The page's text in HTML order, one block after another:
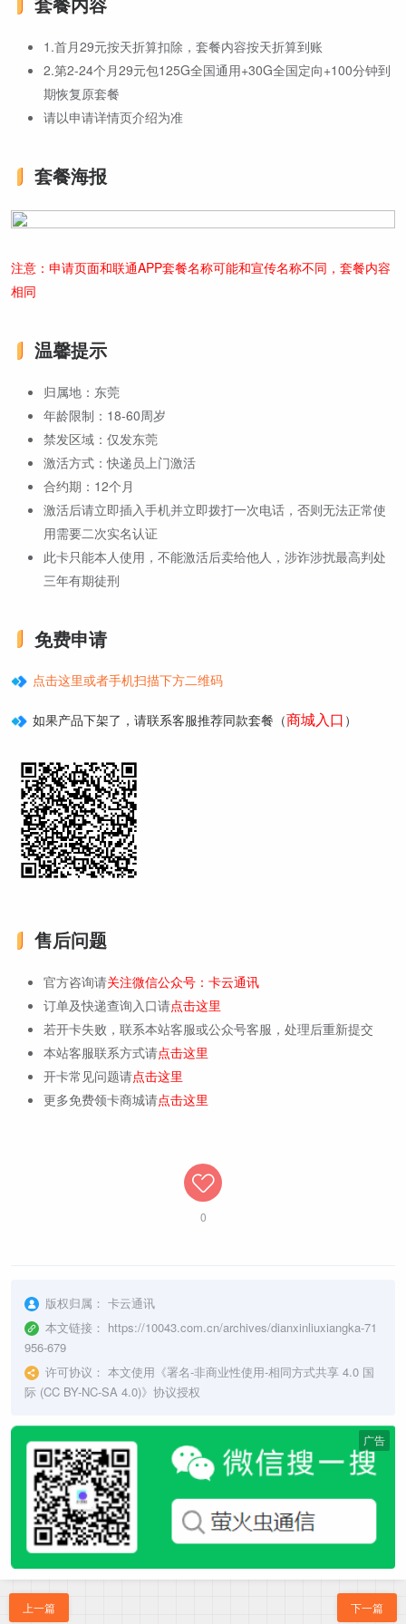
1.首月29元按天折算扣除，套餐内容按天折算到账
2.第2-24个月29元包125G全国通用+30G全国定向+100分钟到
期恢复原套餐
请以申请详情页介绍为准
套餐海报
注意：申请页面和联通APP套餐名称可能和宣传名称不同，套餐内容
相同
温馨提示
归属地：东莞
年龄限制：18-60周岁
禁发区域：仅发东莞
激活方式：快递员上门激活
合约期：12个月
激活后请立即插入手机并立即拨打一次电话，否则无法正常使
用需要二次实名认证
此卡只能本人使用，不能激活后卖给他人，涉诈涉扰最高判处
三年有期徒刑
免费申请
点击这里或者手机扫描下方二维码
如果产品下架了，请联系客服推荐同款套餐（商城入口 ）
售后问题
官方咨询请关注微信公众号：卡云通讯
订单及快递查询入口请点击这里
若开卡失败，联系本站客服或公众号客服，处理后重新提交
本站客服联系方式请点击这里
开卡常见问题请点击这里
更多免费领卡商城请点击这里
0
版权归属： 卡云通讯
本文链接： https://10043.com.cn/archives/dianxinliuxiangka-71
956-679
许可协议： 本文使用《署名-非商业性使用-相同方式共享 4.0 国
际 (CC BY-NC-SA 4.0)》协议授权
广告
上一篇 下一篇